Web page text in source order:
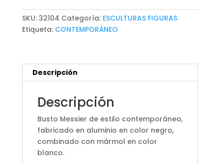
SKU: 32104 Categoría: ESCULTURAS FIGURAS
Etiqueta: CONTEMPORÁNEO
Descripción
Descripción
Busto Messier de estilo contemporáneo,
fabricado en aluminio en color negro,
combinado con mármol en color
blanco.